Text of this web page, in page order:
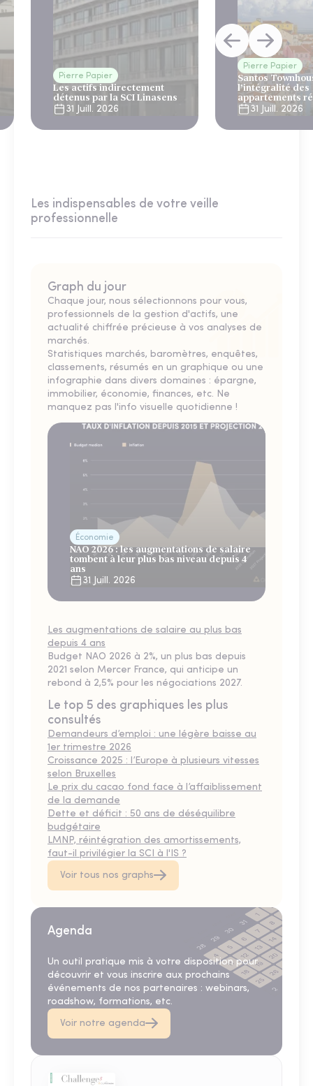
Pierre Papier
Les actifs indirectement
détenus par la SCI Linasens
31 Juill. 2026
Pierre Papier
Santos
l’intégralité des
appartements
Lisbonne
31 Juill. 2026
Les indispensables de votre veille
professionnelle
Graph du jour
Chaque jour, nous sélectionnons pour vous,
professionnels de la gestion d'actifs, une
actualité chiffrée précieuse à vos analyses de
marchés.
Statistiques marchés, baromètres, enquêtes,
classements, résumés en un graphique ou une
infographie dans divers domaines : épargne,
immobilier, économie, finances, etc. Ne
manquez pas l'info visuelle quotidienne !
Économie
NAO 2026 : les augmentations de salaire
tombent à leur plus bas niveau depuis 4
ans
31 Juill. 2026
Les augmentations de salaire au plus bas
depuis 4 ans
Budget NAO 2026 à 2%, un plus bas depuis
2021 selon Mercer France, qui anticipe un
rebond à 2,5% pour les négociations 2027.
Le top 5 des graphiques les plus
consultés
Demandeurs d’emploi : une légère baisse au
1er trimestre 2026
Croissance 2025 : l’Europe à plusieurs vitesses
selon Bruxelles
Le prix du cacao fond face à l’affaiblissement
de la demande
Dette et déficit : 50 ans de déséquilibre
budgétaire
LMNP, réintégration des amortissements,
faut-il privilégier la SCI à l'IS ?
Voir tous nos graphs
Agenda
Un outil pratique mis à votre disposition pour
découvrir et vous inscrire aux prochains
événements de nos partenaires : webinars,
roadshow, formations, etc.
Voir notre agenda